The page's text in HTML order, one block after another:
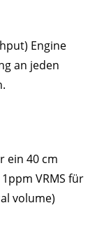
Engine
an jeden
ein 40 cm
VRMS für
volume)